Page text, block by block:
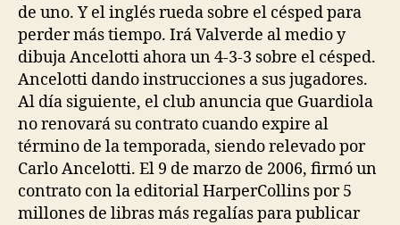
de uno. Y el inglés rueda sobre el césped para
perder más tiempo. Irá Valverde al medio y
dibuja Ancelotti ahora un 4-3-3 sobre el césped.
Ancelotti dando instrucciones a sus jugadores.
Al día siguiente, el club anuncia que Guardiola
no renovará su contrato cuando expire al
término de la temporada, siendo relevado por
Carlo Ancelotti. El 9 de marzo de 2006, firmó un
contrato con la editorial HarperCollins por 5
millones de libras más regalías para publicar